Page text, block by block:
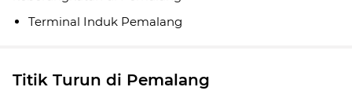
Terminal Induk Pemalang
Titik Turun di Pemalang